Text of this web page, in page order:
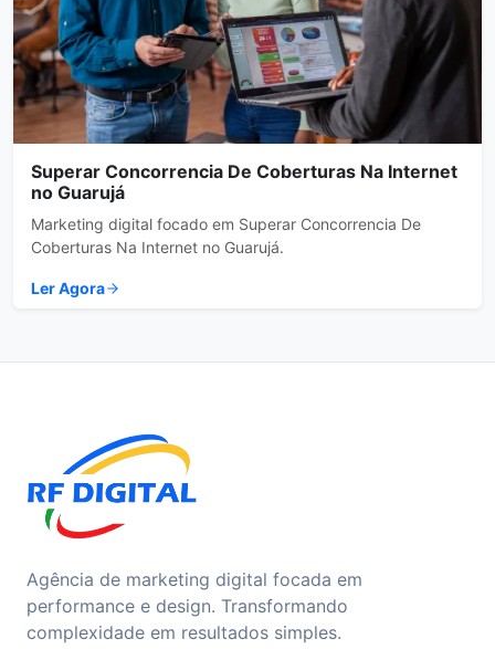
Superar Concorrencia De Coberturas Na Internet
no Guarujá
Marketing digital focado em Superar Concorrencia De
Coberturas Na Internet no Guarujá.
Ler Agora
Agência de marketing digital focada em
performance e design. Transformando
complexidade em resultados simples.